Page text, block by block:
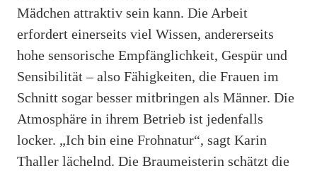
Mädchen attraktiv sein kann. Die Arbeit
erfordert einerseits viel Wissen, andererseits
hohe sensorische Empfänglichkeit, Gespür und
Sensibilität – also Fähigkeiten, die Frauen im
Schnitt sogar besser mitbringen als Männer. Die
Atmosphäre in ihrem Betrieb ist jedenfalls
locker. „Ich bin eine Frohnatur“, sagt Karin
Thaller lächelnd. Die Braumeisterin schätzt die